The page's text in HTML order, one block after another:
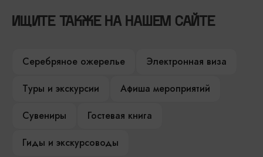
ИЩИТЕ ТАКЖЕ НА НАШЕМ САЙТЕ
Серебряное ожерелье
Электронная виза
Туры и экскурсии
Афиша мероприятий
Сувениры
Гостевая книга
Гиды и экскурсоводы